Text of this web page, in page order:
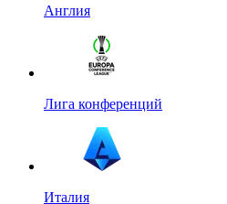
Англия
Лига конференций
Италия